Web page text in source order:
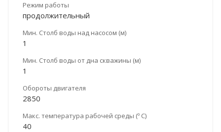
Режим работы
продолжительный
Мин. Столб воды над насосом (м)
1
Мин. Столб воды от дна скважины (м)
1
Обороты двигателя
2850
Макс. температура рабочей среды (º С)
40